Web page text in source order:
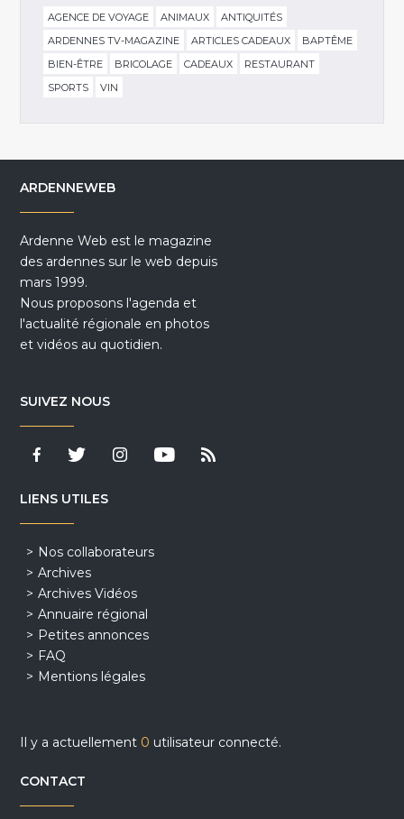
AGENCE DE VOYAGE ANIMAUX
ANTIQUITÉS
ARDENNES TV-MAGAZINE
ARTICLES CADEAUX
BAPTÊME
BIEN-ÊTRE
BRICOLAGE CADEAUX
RESTAURANT
SPORTS
VIN
ARDENNEWEB
Ardenne Web est le magazine
des ardennes sur le web depuis
mars 1999.
Nous proposons l'agenda et
l'actualité régionale en photos
et vidéos au quotidien.
SUIVEZ NOUS
LIENS UTILES
Nos collaborateurs
Archives
Archives Vidéos
Annuaire régional
Petites annonces
FAQ
Mentions légales
Il y a actuellement 0 utilisateur connecté.
CONTACT